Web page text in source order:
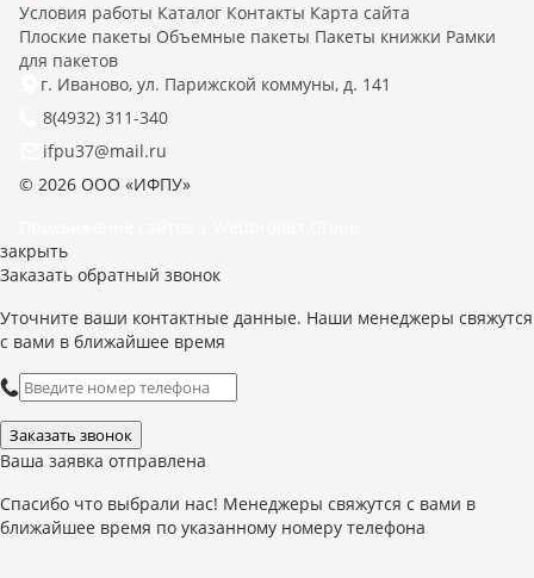
Условия работы Каталог Контакты Карта сайта
Плоские пакеты Объемные пакеты Пакеты книжки Рамки
для пакетов
г. Иваново, ул. Парижской коммуны, д. 141
8(4932) 311-340
ifpu37@mail.ru
© 2026 ООО «ИФПУ»
закрыть
Заказать обратный звонок
Уточните ваши контактные данные. Наши менеджеры свяжутся
с вами в ближайшее время
Заказать звонок
Ваша заявка отправлена
Спасибо что выбрали нас! Менеджеры свяжутся с вами в
ближайшее время по указанному номеру телефона